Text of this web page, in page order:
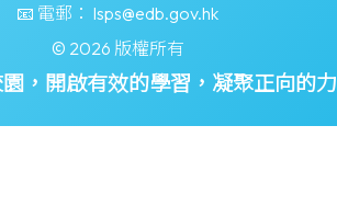
📧 電郵： lsps@edb.gov.hk
© 2026 版權所有
，開啟有效的學習，凝聚正向的